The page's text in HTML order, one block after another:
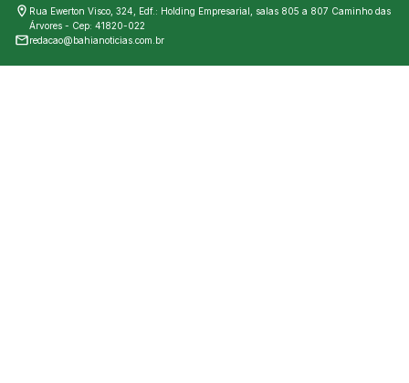
Rua Ewerton Visco, 324, Edf.: Holding Empresarial, salas 805 a 807 Caminho das
Árvores - Cep: 41820-022
redacao@bahianoticias.com.br